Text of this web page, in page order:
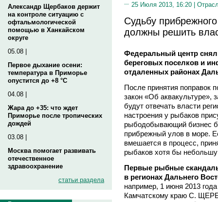
Александр Щербаков держит
на контроле ситуацию с
офтальмологической
помощью в Ханкайском
округе
05.08 |
Первое дыхание осени:
температура в Приморье
опустится до +8 °C
04.08 |
Жара до +35: что ждет
Приморье после тропических
дождей
03.08 |
Москва помогает развивать
отечественное
здравоохранение
статьи раздела
25 Июля 2013, 16:20 |
Судьбу
должны решить
Федеральный центр снял
береговых поселков и
отдаленных районах
После принятия поправок
закон «Об аквакультуре»,
будут отвечать власти
настроения у рыбаков
рыбодобывающий бизнес
прибрежный улов в море.
вмешается в процесс,
рыбаков хотя бы
Первые рыбные
в регионах Дальнего
например, 1 июня 2013
Камчатскому краю С.